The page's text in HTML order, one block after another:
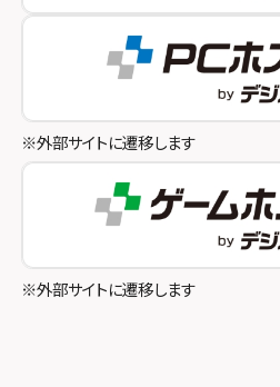
スマホスピタル テルル成増
スマホスピタル池袋
スマホスピタル八王子
スマホスピタル町田
スマホスピタル吉祥寺
スマホスピタル立川
スマホスピタル奈良生駒
スマホスピタル和歌山
※外部サイトに遷移します
※外部サイトに遷移します